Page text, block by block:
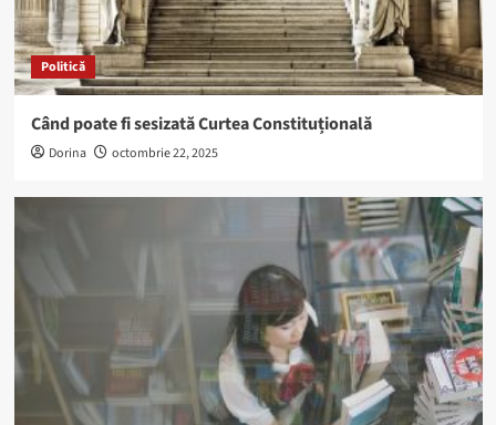
Politică
Când poate fi sesizată Curtea Constituțională
Dorina octombrie 22, 2025